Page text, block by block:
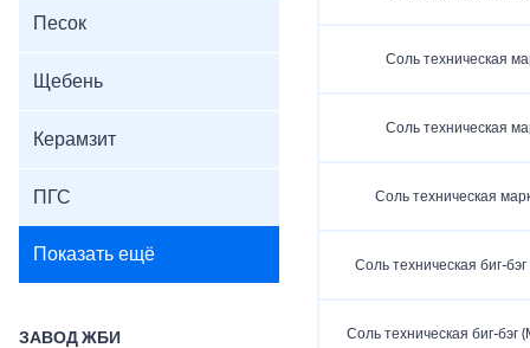
Песок
Щебень
Керамзит
ПГС
Показать ещё
ЗАВОД ЖБИ
Соль техническая
Соль техническая
Соль техническая
Соль техническая биг-
Соль техническая биг-бэг